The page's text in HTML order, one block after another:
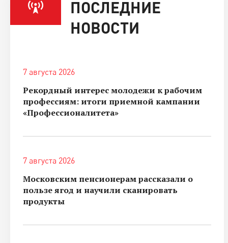
ПОСЛЕДНИЕ
НОВОСТИ
7 августа 2026
Рекордный интерес молодежи к рабочим
профессиям: итоги приемной кампании
«Профессионалитета»
7 августа 2026
Московским пенсионерам рассказали о
пользе ягод и научили сканировать
продукты